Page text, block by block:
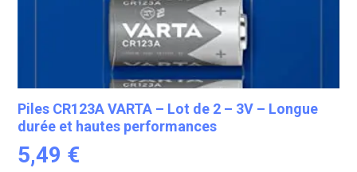
Piles CR123A VARTA – Lot de 2 – 3V – Longue
durée et hautes performances
5,49 €